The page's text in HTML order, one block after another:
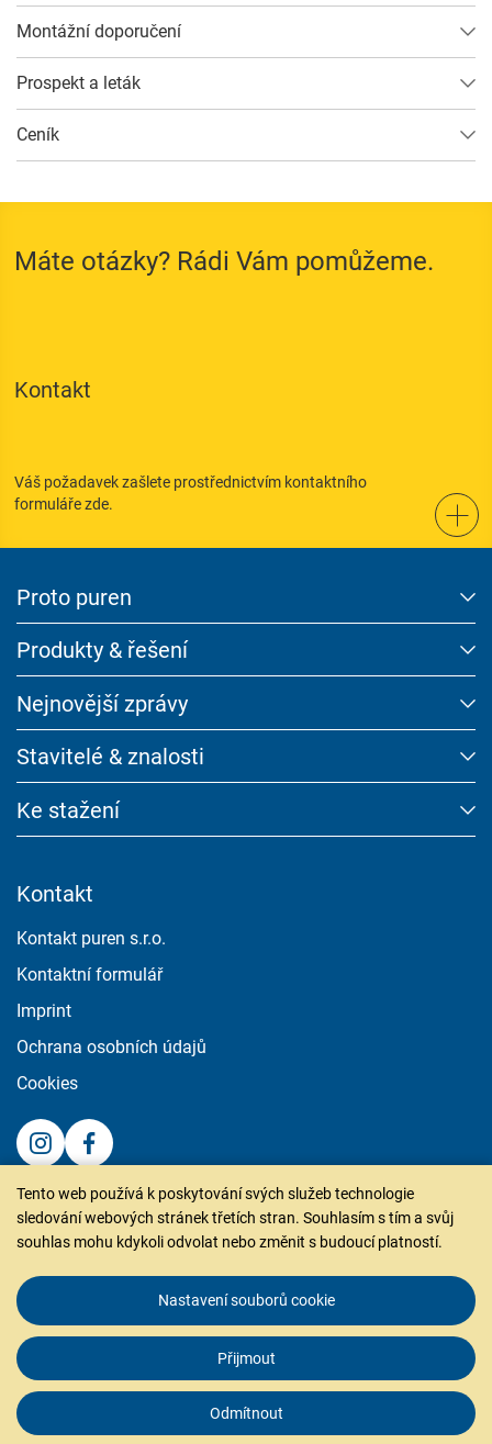
Máte otázky? Rádi Vám pomůžeme.
Kontakt
Váš požadavek zašlete prostřednictvím kontaktního
formuláře zde.
Montážní doporučení
Prospekt a leták
Ceník
Proto puren
Kontakt
Kontakt puren s.r.o.
Kontaktní formulář
Imprint
Ochrana osobních údajů
Cookies
puren s.r.o.
Na Hranici 4966/33
T. +420 567 216 795
info.cz@puren.com
Produkty & řešení
Nejnovější zprávy
Stavitelé & znalosti
Ke stažení
Tento web používá k poskytování svých služeb technologie
sledování webových stránek třetích stran. Souhlasím s tím a svůj
souhlas mohu kdykoli odvolat nebo změnit s budoucí platností.
Nastavení souborů cookie
Přijmout
Odmítnout
Consent Information
Přijmout
Uložit
Odmítnout